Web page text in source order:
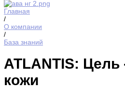
Главная
/
О компании
/
База знаний
ATLANTIS: Цель
кожи